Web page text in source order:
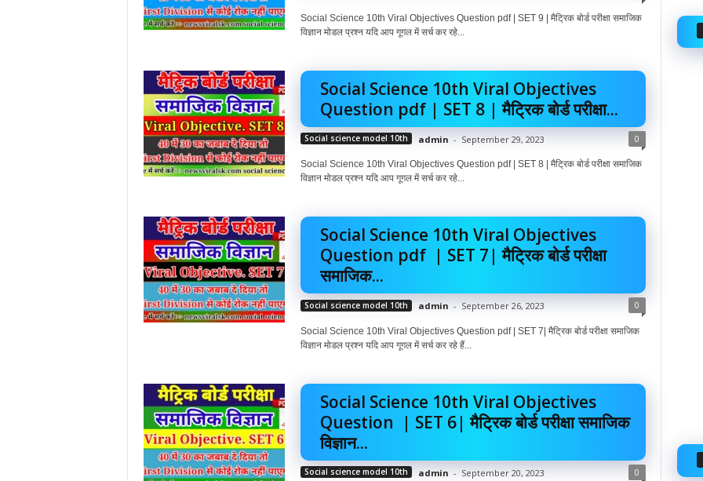
Social Science 10th Viral Objectives Question pdf | SET 9 | मैट्रिक बोर्ड परीक्षा समाजिक
विज्ञान मोडल प्रश्न यदि आप गूगल में सर्च कर रहे...
Social Science 10th Viral Objectives
Question pdf | SET 8 | मैट्रिक बोर्ड परीक्षा...
Social science model 10th admin - September 29, 2023 0
Social Science 10th Viral Objectives Question pdf | SET 8 | मैट्रिक बोर्ड परीक्षा समाजिक
विज्ञान मोडल प्रश्न यदि आप गूगल में सर्च कर रहे...
Social Science 10th Viral Objectives
Question pdf | SET 7| मैट्रिक बोर्ड परीक्षा
समाजिक...
Social science model 10th admin - September 26, 2023 0
Social Science 10th Viral Objectives Question pdf | SET 7| मैट्रिक बोर्ड परीक्षा समाजिक
विज्ञान मोडल प्रश्न यदि आप गूगल में सर्च कर रहे हैं...
Social Science 10th Viral Objectives
Question | SET 6| मैट्रिक बोर्ड परीक्षा समाजिक
विज्ञान...
Social science model 10th admin - September 20, 2023 0